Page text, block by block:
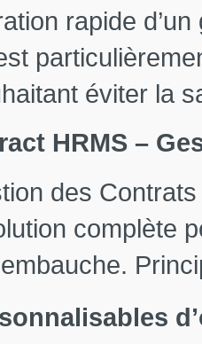
rapide
éviter la
HRMS –
des
complète